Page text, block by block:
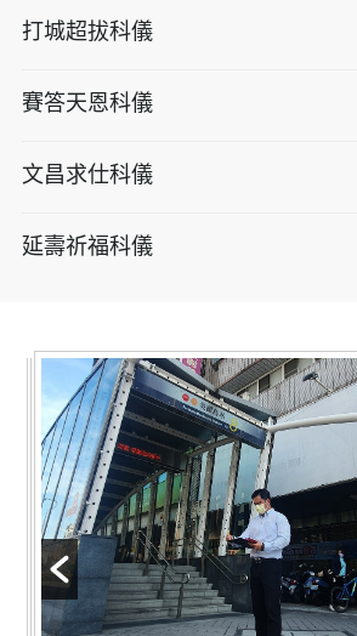
打城超拔科儀
賽答天恩科儀
文昌求仕科儀
延壽祈福科儀